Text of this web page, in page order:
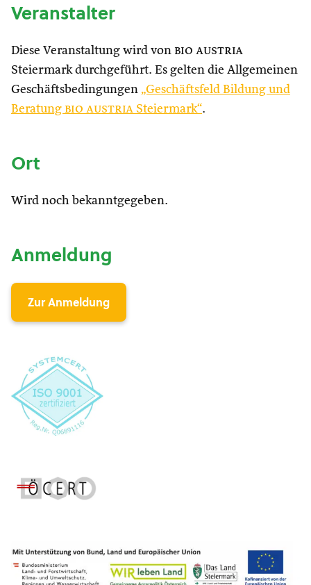
Veranstalter
Diese Veranstaltung wird von bio austria
Steiermark durchgeführt. Es gelten die Allgemeinen
Geschäftsbedingungen „Geschäftsfeld Bildung und
Beratung bio austria Steiermark“.
Ort
Wird noch bekanntgegeben.
Anmeldung
Zur Anmeldung